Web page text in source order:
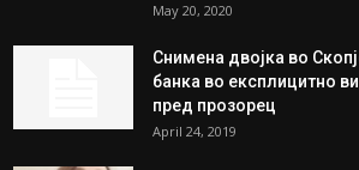
May 20, 2020
Снимена двојка во
банка во експлицитно
пред прозорец
April 24, 2019